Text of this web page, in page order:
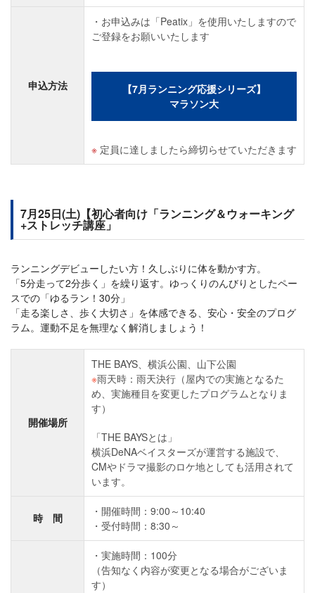
申込方法
・お申込みは「Peatix」を使用いたしますので
ご登録をお願いいたします
【7月ランニング応援シリーズ】
マラソン大
定員に達しましたら締切らせていただきます
7月25日(土)【初心者向け「ランニング＆ウォーキング
+ストレッチ講座」
ランニングデビューしたい方！久しぶりに体を動かす方。
「5分走って2分歩く」を繰り返す。ゆっくりのんびりとしたペー
スでの「ゆるラン！30分」
「走る楽しさ、歩く大切さ」を体感できる、安心・安全のプログ
ラム。運動不足を無理なく解消しましょう！
開催場所
THE BAYS、横浜公園、山下公園
※雨天時：雨天決行（屋内での実施となるた
め、実施種目を変更したプログラムとなりま
す）
「THE BAYSとは」
横浜DeNAベイスターズが運営する施設で、
CMやドラマ撮影のロケ地としても活用されて
います。
時 間
開催時間：9:00～10:40
受付時間：8:30～
・実施時間：100分
（告知なく内容が変更となる場合がございま
す）